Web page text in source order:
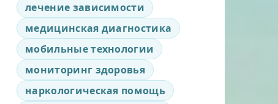
лечение зависимости
медицинская диагностика
мобильные технологии
мониторинг здоровья
наркологическая помощь